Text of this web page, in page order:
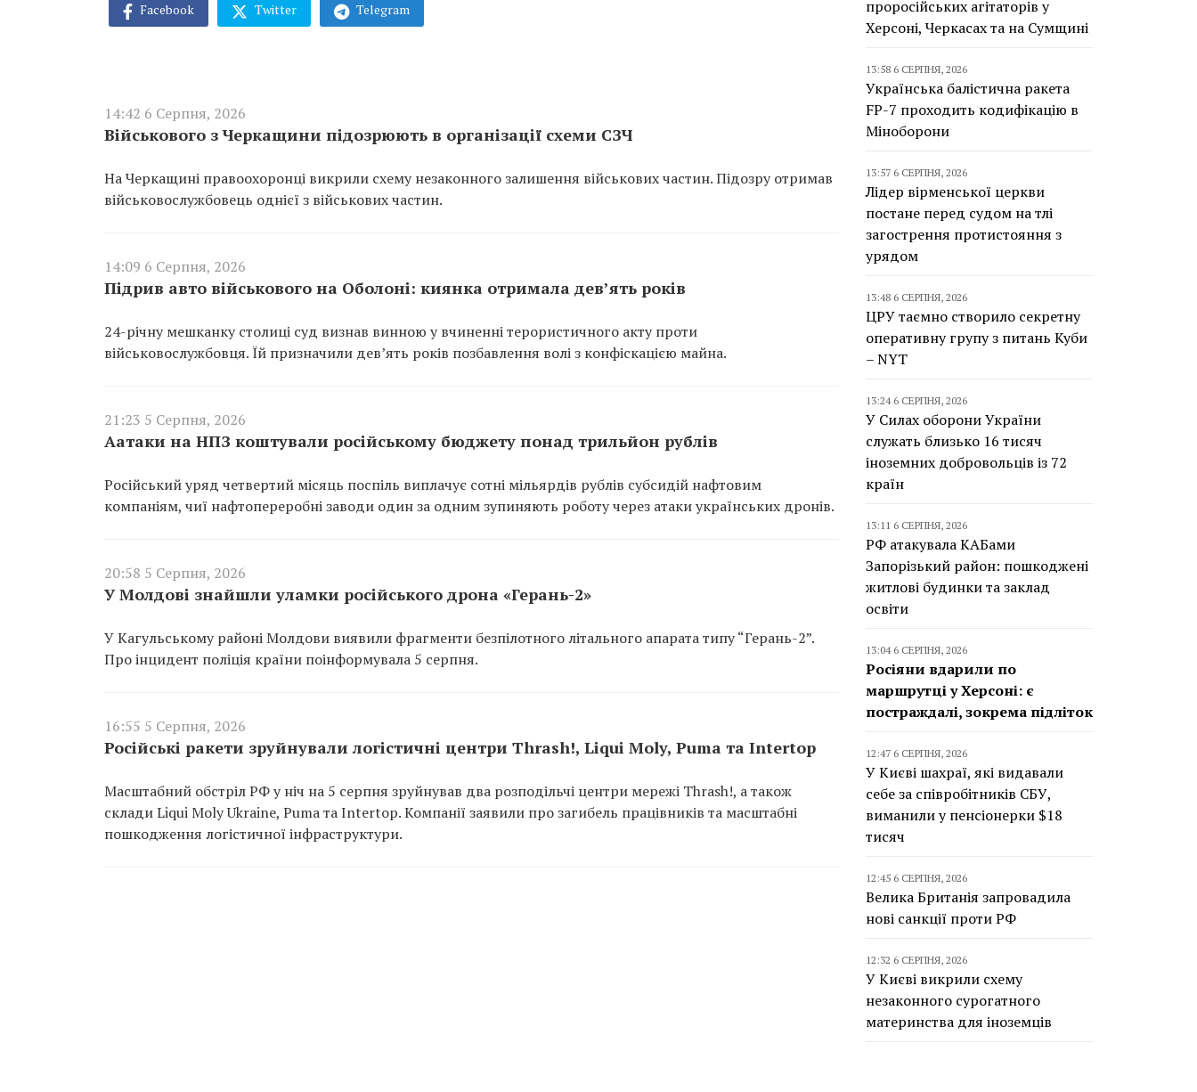
Facebook Twitter Telegram
14:42 6 Серпня, 2026
Військового з Черкащини підозрюють в організації схеми СЗЧ
На Черкащині правоохоронці викрили схему незаконного залишення військових частин. Підозру отримав
військовослужбовець однієї з військових частин.
14:09 6 Серпня, 2026
Підрив авто військового на Оболоні: киянка отримала дев’ять років
24-річну мешканку столиці суд визнав винною у вчиненні терористичного акту проти
військовослужбовця. Їй призначили дев’ять років позбавлення волі з конфіскацією майна.
21:23 5 Серпня, 2026
Аатаки на НПЗ коштували російському бюджету понад трильйон рублів
Російський уряд четвертий місяць поспіль виплачує сотні мільярдів рублів субсидій нафтовим
компаніям, чиї нафтопереробні заводи один за одним зупиняють роботу через атаки українських дронів.
20:58 5 Серпня, 2026
У Молдові знайшли уламки російського дрона «Герань-2»
У Кагульському районі Молдови виявили фрагменти безпілотного літального апарата типу “Герань-2”.
Про інцидент поліція країни поінформувала 5 серпня.
16:55 5 Серпня, 2026
Російські ракети зруйнували логістичні центри Thrash!, Liqui Moly, Puma та Intertop
Масштабний обстріл РФ у ніч на 5 серпня зруйнував два розподільчі центри мережі Thrash!, а також
склади Liqui Moly Ukraine, Puma та Intertop. Компанії заявили про загибель працівників та масштабні
пошкодження логістичної інфраструктури.
проросійських агітаторів у
Херсоні, Черкасах та на Сумщині
13:58 6 СЕРПНЯ, 2026
Українська балістична ракета
FP-7 проходить кодифікацію в
Міноборони
13:57 6 СЕРПНЯ, 2026
Лідер вірменської церкви
постане перед судом на тлі
загострення протистояння з
урядом
13:48 6 СЕРПНЯ, 2026
ЦРУ таємно створило секретну
оперативну групу з питань Куби
– NYT
13:24 6 СЕРПНЯ, 2026
У Силах оборони України
служать близько 16 тисяч
іноземних добровольців із 72
країн
13:11 6 СЕРПНЯ, 2026
РФ атакувала КАБами
Запорізький район: пошкоджені
житлові будинки та заклад
освіти
13:04 6 СЕРПНЯ, 2026
Росіяни вдарили по
маршрутці у Херсоні: є
постраждалі, зокрема підліток
12:47 6 СЕРПНЯ, 2026
У Києві шахраї, які видавали
себе за співробітників СБУ,
виманили у пенсіонерки $18
тисяч
12:45 6 СЕРПНЯ, 2026
Велика Британія запровадила
нові санкції проти РФ
12:32 6 СЕРПНЯ, 2026
У Києві викрили схему
незаконного сурогатного
материнства для іноземців